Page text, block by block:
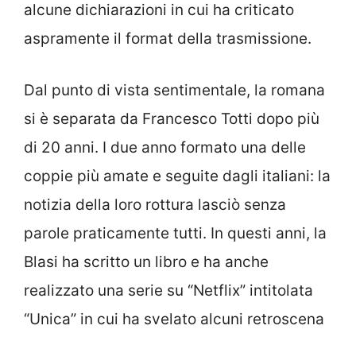
alcune dichiarazioni in cui ha criticato
aspramente il format della trasmissione.
Dal punto di vista sentimentale, la romana
si è separata da Francesco Totti dopo più
di 20 anni. I due anno formato una delle
coppie più amate e seguite dagli italiani: la
notizia della loro rottura lasciò senza
parole praticamente tutti. In questi anni, la
Blasi ha scritto un libro e ha anche
realizzato una serie su “Netflix” intitolata
“Unica” in cui ha svelato alcuni retroscena